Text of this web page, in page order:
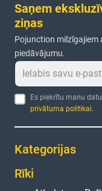
Saņem
ziņas
Pojunction milzīgajiem
piedāvājumu.
Es piekrītu manu
privātuma politikai.
Kategorijas
Rīki